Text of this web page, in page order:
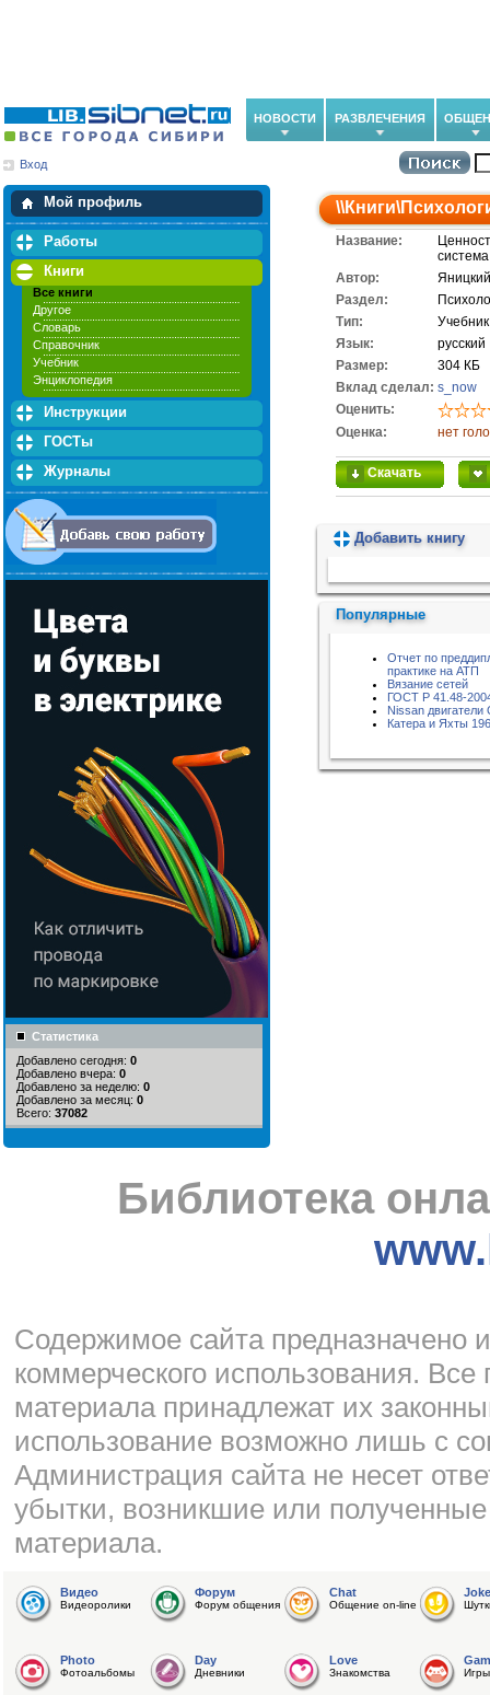
НОВОСТИ РАЗВЛЕЧЕНИЯ
Вход
Мой профиль
Мои закладки
Работы
Книги
Все книги
Другое
Словарь
Справочник
Учебник
Энциклопедия
Инструкции
ГОСТы
Журналы
Статистика
Добавлено сегодня: 0
Добавлено вчера: 0
Добавлено за неделю: 0
Добавлено за месяц: 0
Всего: 37082
\\Книги\
Название:
система
Автор:
Раздел:
Тип:
Учебник
Язык:
русский
Размер:
304 КБ
Вклад сделал: s_now
Оценить:
Оценка:
нет
Скачать
Добавить книгу
Популярные
Отчет по
практике на АТП
Вязание сетей
ГОСТ Р 41.48-
Nissan двигатели
Катера и Яхты
Библиотека
Cодержимое сайта предназначено
коммерческого использования.
материала принадлежат их
использование возможно лишь с
Администрация сайта не несет
убытки, возникшие или
материала.
Видео
Видеоролики
Форум
Форум общения
Chat
Общение on-line
Joke
Photo
Фотоальбомы
Day
Дневники
Love
Знакомства Игры